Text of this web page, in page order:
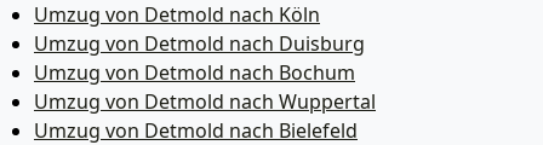
Umzug von Detmold nach Köln
Umzug von Detmold nach Duisburg
Umzug von Detmold nach Bochum
Umzug von Detmold nach Wuppertal
Umzug von Detmold nach Bielefeld